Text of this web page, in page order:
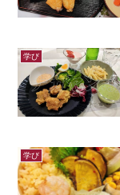
学び
学び